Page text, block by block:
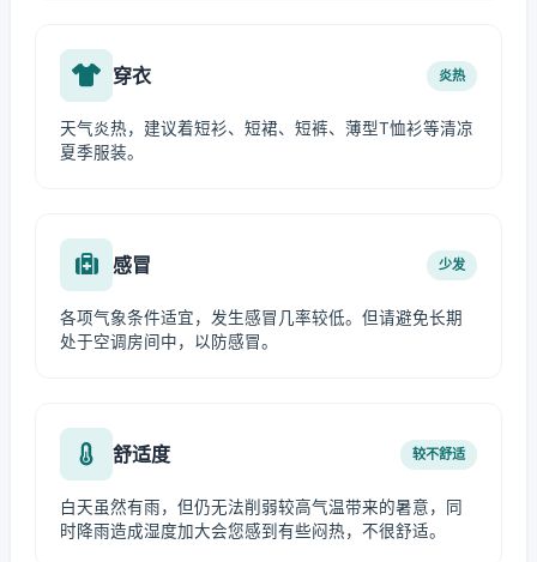
穿衣 炎热
天气炎热，建议着短衫、短裙、短裤、薄型T恤衫等清凉
夏季服装。
感冒 少发
各项气象条件适宜，发生感冒几率较低。但请避免长期
处于空调房间中，以防感冒。
舒适度 较不舒适
白天虽然有雨，但仍无法削弱较高气温带来的暑意，同
时降雨造成湿度加大会您感到有些闷热，不很舒适。